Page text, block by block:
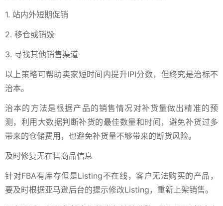
1. 站内外短期促销
2. 移仓或销毁
3. 寻找其他销售渠道
以上策略可帮助卖家短时间内提升IPI分数，但终究是治标不
治本。
治本的方法是根据产品的销售情况对补货量做出精准的预
测，利用大数据判断补货的最佳数量和时间，避免补货过多
带来的仓储费用，也避免补货量不够带来的断货风险。
及时修复无在售商品信息
针对FBA有库存但是Listing不在线，客户无法购买的产品，
要及时根据亚马逊后台的提示修改Listing，重新上架销售。